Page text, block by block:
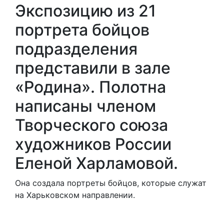
Экспозицию из 21
портрета бойцов
подразделения
представили в зале
«Родина». Полотна
написаны членом
Творческого союза
художников России
Еленой Харламовой.
Она создала портреты бойцов, которые служат
на Харьковском направлении.